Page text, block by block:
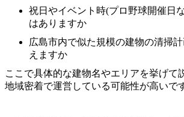
祝日やイベント時(プロ野球開催日
はありますか
広島市内で似た規模の建物の清掃
えますか
ここで具体的な建物名やエリアを挙げて
地域密着で運営している可能性が高いで